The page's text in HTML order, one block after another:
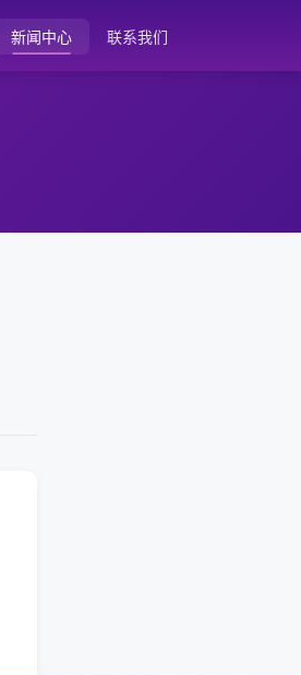
新闻中心 联系我们